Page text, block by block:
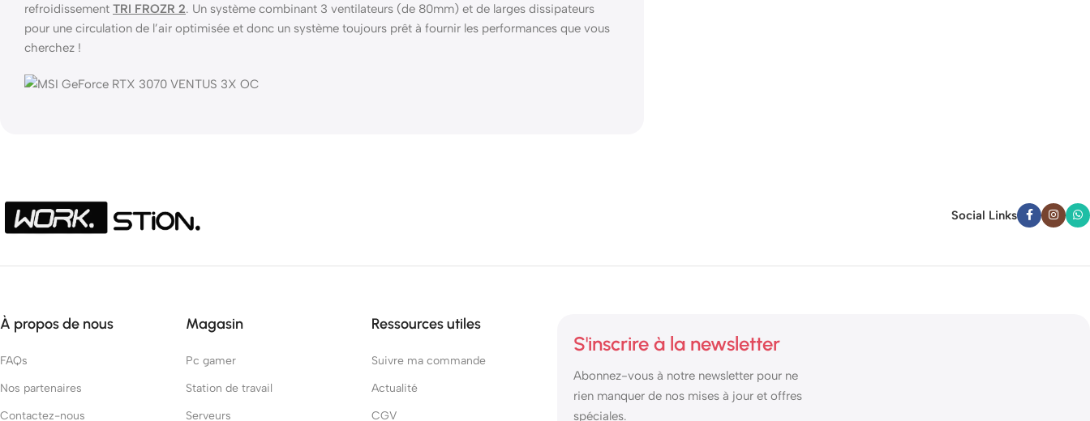
refroidissement TRI FROZR 2. Un système combinant 3 ventilateurs (de 80mm) et de larges dissipateurs
pour une circulation de l’air optimisée et donc un système toujours prêt à fournir les performances que vous
cherchez !
Social Links
À propos de nous
FAQs
Nos partenaires
Contactez-nous
Magasin
Pc gamer
Station de travail
Serveurs
Ressources utiles
Suivre ma commande
Actualité
CGV
S'inscrire à la newsletter
Abonnez-vous à notre newsletter pour ne
rien manquer de nos mises à jour et offres
spéciales.